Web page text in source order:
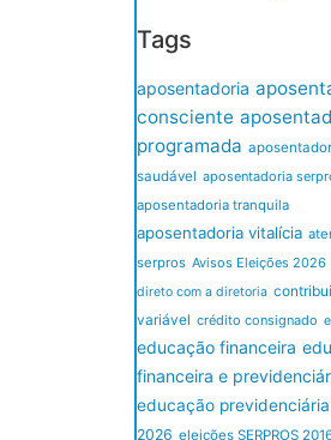
Tags
aposentadoria
consciente
programada
saudável aposentadoria
aposentadoria tranquila
aposentadoria vitalícia
serpros Avisos Eleições 2026
direto com a diretoria
variável crédito consignado
educação financeira
financeira e
educação previdenciária
2026 eleições SERPROS